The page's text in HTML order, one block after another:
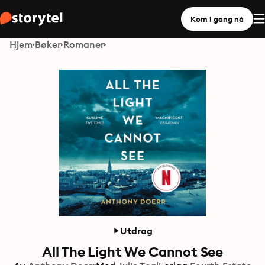
Kom i gang nå
Hjem Bøker Romaner
Utdrag
All The Light We Cannot See